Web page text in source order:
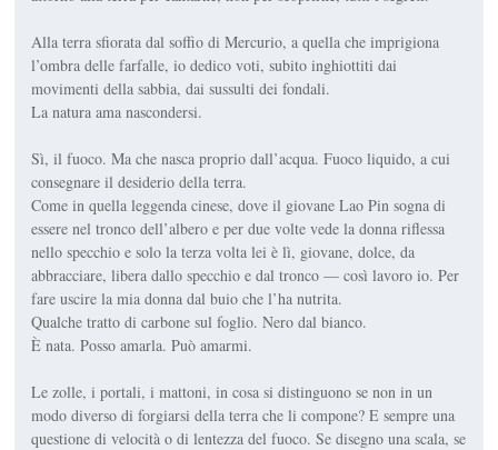
Alla terra sfiorata dal soffio di Mercurio, a quella che imprigiona
l’ombra delle farfalle, io dedico voti, subito inghiottiti dai
movimenti della sabbia, dai sussulti dei fondali.
La natura ama nascondersi.
Sì, il fuoco. Ma che nasca proprio dall’acqua. Fuoco liquido, a cui
consegnare il desiderio della terra.
Come in quella leggenda cinese, dove il giovane Lao Pin sogna di
essere nel tronco dell’albero e per due volte vede la donna riflessa
nello specchio e solo la terza volta lei è lì, giovane, dolce, da
abbracciare, libera dallo specchio e dal tronco — così lavoro io. Per
fare uscire la mia donna dal buio che l’ha nutrita.
Qualche tratto di carbone sul foglio. Nero dal bianco.
È nata. Posso amarla. Può amarmi.
Le zolle, i portali, i mattoni, in cosa si distinguono se non in un
modo diverso di forgiarsi della terra che li compone? E sempre una
questione di velocità o di lentezza del fuoco. Se disegno una scala, se